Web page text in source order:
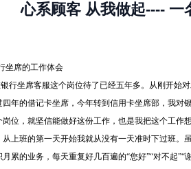
心系顾客 从我做起----
的工作体会
行坐席客服这个岗位待了已经五年多。从刚开始
四年的借记卡坐席，今年转到信用卡坐席部，
，就坚信能做好这份工作，也是我把这个工作
上班的第一天开始我就从没有一天准时下过班
累的业务，每天重复好几百遍的“您好”“对不起